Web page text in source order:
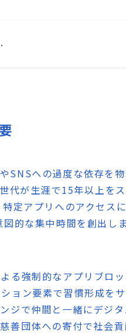
SNSへの過度な依存を
代が生涯で15年以上を
定アプリへのアクセス
的な集中時間を創出しま
る強制的なアプリブロ
ョン要素で習慣形成を
ジで仲間と一緒にデジ
善団体への寄付で社会貢